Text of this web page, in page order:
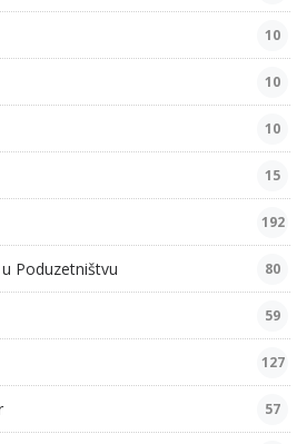
10
10
10
15
192
Poduzetništvu 80
59
127
57